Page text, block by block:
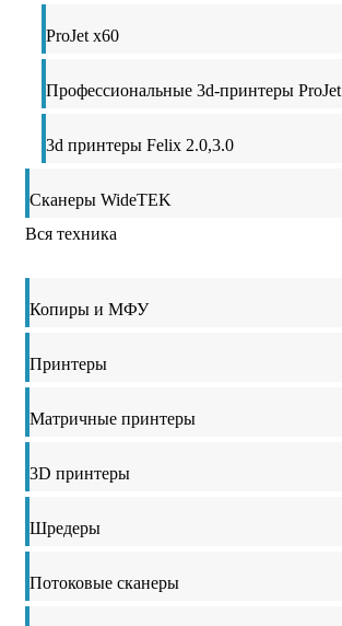
ProJet x60
Профессиональные 3d-принтеры ProJet
3d принтеры Felix 2.0,3.0
Сканеры WideTEK
Вся техника
Копиры и МФУ
Принтеры
Матричные принтеры
3D принтеры
Шредеры
Потоковые сканеры